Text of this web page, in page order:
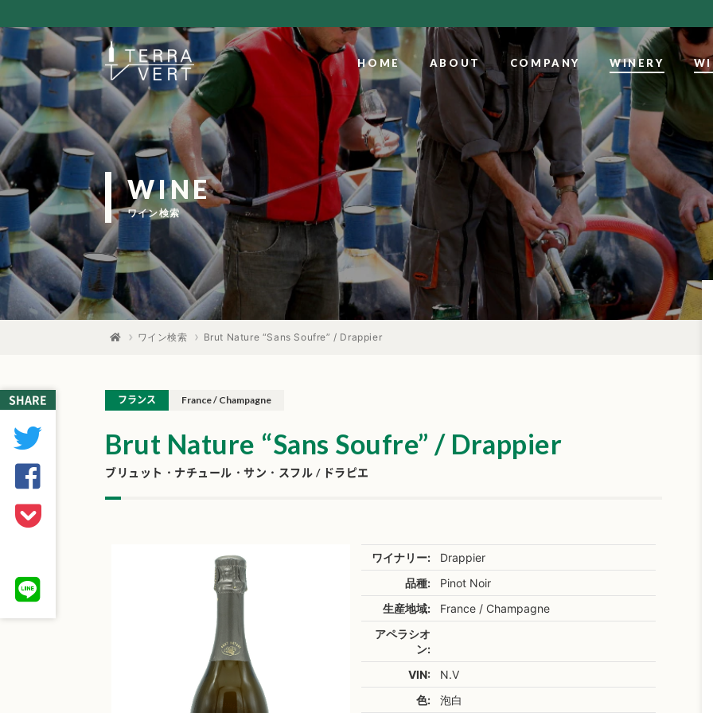
HOME ABOUT COMPANY WINERY
WINE
ワイン検索
ワイン検索 Brut Nature “Sans Soufre” / Drappier
SHARE
Brut Nature “Sans Soufre” / Drappier
ブリュット・ナチュール・サン・スフル / ドラピエ
フランス France / Champagne
ワイナリー:
Drappier
品種:
Pinot Noir
生産地域:
France / Champagne
アペラシオ
ン:
VIN:
N.V
色:
泡白